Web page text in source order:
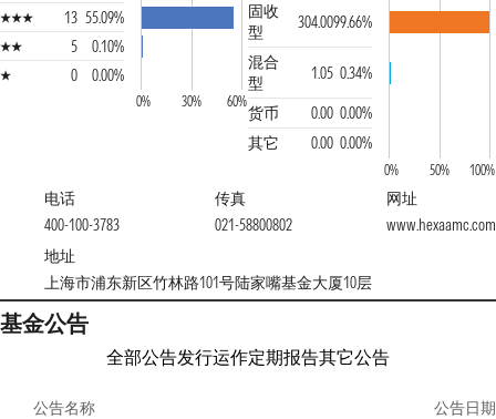
13 55.09%
5
0.10%
0
0.00%
0% 30% 60%
固收
型
304.0099.66%
混合
型
1.05 0.34%
货币
0.00 0.00%
其它
0.00 0.00%
0% 50% 100%
电话
400-100-3783
传真
021-58800802
网址
www.hexaamc.com
地址
上海市浦东新区竹林路101号陆家嘴基金大厦10层
基金公告
全部公告发行运作定期报告其它公告
公告名称 公告日期